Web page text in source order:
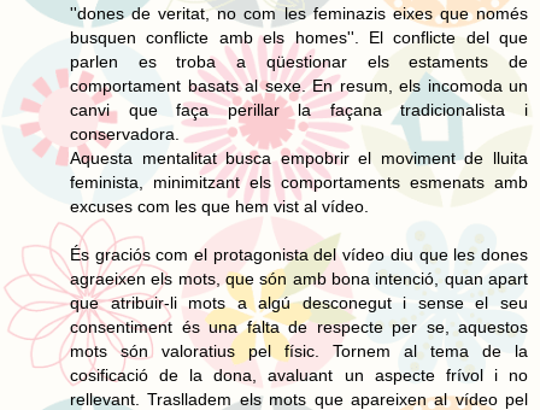
''dones de veritat, no com les feminazis eixes que només
busquen conflicte amb els homes''. El conflicte del que
parlen es troba a qüestionar els estaments de
comportament basats al sexe. En resum, els incomoda un
canvi que faça perillar la façana tradicionalista i
conservadora.
Aquesta mentalitat busca empobrir el moviment de lluita
feminista, minimitzant els comportaments esmenats amb
excuses com les que hem vist al vídeo.
És graciós com el protagonista del vídeo diu que les dones
agraeixen els mots, que són amb bona intenció, quan apart
que atribuir-li mots a algú desconegut i sense el seu
consentiment és una falta de respecte per se, aquestos
mots són valoratius pel físic. Tornem al tema de la
cosificació de la dona, avaluant un aspecte frívol i no
rellevant. Traslladem els mots que apareixen al vídeo pel